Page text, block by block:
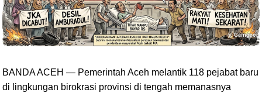
BANDA ACEH — Pemerintah Aceh melantik 118 pejabat baru
di lingkungan birokrasi provinsi di tengah memanasnya